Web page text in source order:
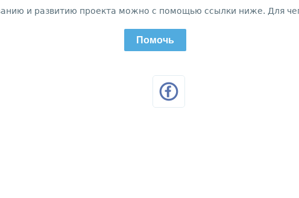
и развитию проекта можно с помощью ссылки ниже. Для
Помочь